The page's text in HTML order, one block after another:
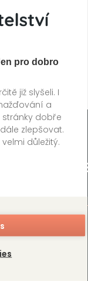
pro dobro
již slyšeli. I
a
dobře
zlepšovat.
důležitý.